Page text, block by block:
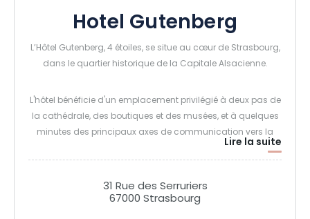
Hotel Gutenberg
L’Hôtel Gutenberg, 4 étoiles, se situe au cœur de Strasbourg,
dans le quartier historique de la Capitale Alsacienne.
L'hôtel bénéficie d'un emplacement privilégié à deux pas de
la cathédrale, des boutiques et des musées, et à quelques
minutes des principaux axes de communication vers la
France et l’Allemagne, de la gare TGV et des institutions
européennes.
Toutes les 43 chambres sont uniques et offrent une halte
Lire la suite
31 Rue des Serruriers
67000 Strasbourg